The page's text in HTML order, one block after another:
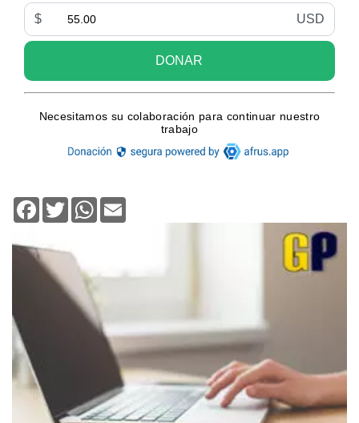
Facebook
TwitterWhatsApp